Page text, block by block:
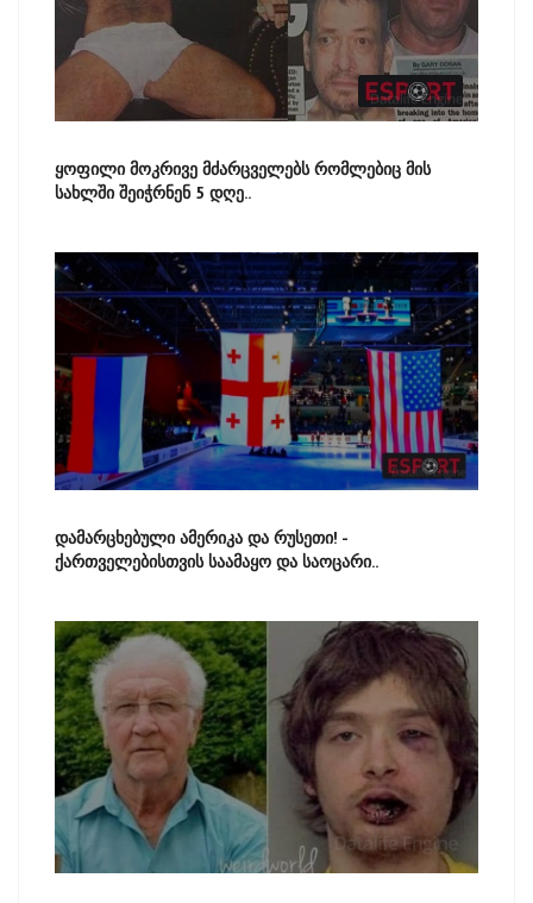
ყოფილი მოკრივე მძარცველებს რომლებიც მის
სახლში შეიჭრნენ 5 დღე..
დამარცხებული ამერიკა და რუსეთი! -
ქართველებისთვის საამაყო და საოცარი..